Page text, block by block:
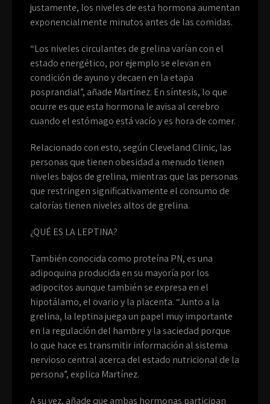
justamente, los niveles de esta hormona aumentan
exponencialmente minutos antes de las comidas.
“Los niveles circulantes de grelina varían con el
estado energético, por ejemplo se elevan en
condición de ayuno y decaen en la etapa
posprandial”, añade Martínez. En síntesis, lo que
ocurre es que esta hormona le avisa al cerebro
cuando el estómago está vacío y es hora de comer.
Relacionado con esto, según Cleveland Clinic, las
personas que tienen obesidad a menudo tienen
niveles bajos de grelina, mientras que las personas
que restringen significativamente el consumo de
calorías tienen niveles altos de grelina.
¿QUÉ ES LA LEPTINA?
También conocida como proteína PN, es una
adipoquina producida en su mayoría por los
adipocitos aunque también se expresa en el
hipotálamo, el ovario y la placenta. “Junto a la
grelina, la leptina juega un papel muy importante
en la regulación del hambre y la saciedad porque
lo que hace es transmitir información al sistema
nervioso central acerca del estado nutricional de la
persona”, explica Martínez.
A su vez, añade que ambas hormonas participan